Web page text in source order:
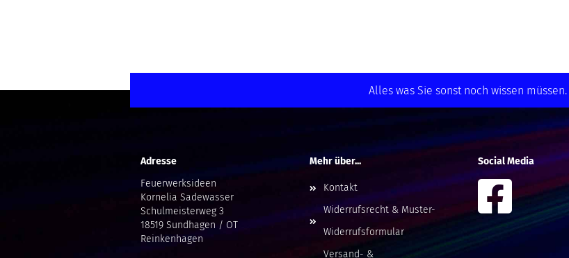
Alles was Sie sonst noch wissen müssen.
Adresse
Feuerwerksideen
Kornelia Sadewasser
Schulmeisterweg 3
18519 Sundhagen / OT
Reinkenhagen
Mehr über...
Kontakt
Widerrufsrecht & Muster-
Widerrufsformular
Versand- &
Social Media